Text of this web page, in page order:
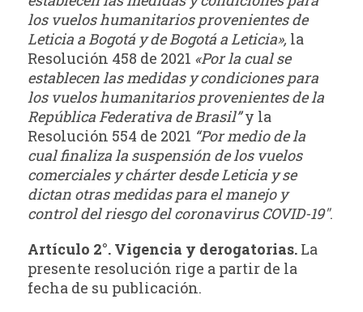
los vuelos humanitarios provenientes de
Leticia a Bogotá y de Bogotá a Leticia», la
Resolución 458 de 2021 «Por la cual se
establecen las medidas y condiciones para
los vuelos humanitarios provenientes de la
República Federativa de Brasil”y la
Resolución 554 de 2021 “Por medio de la
cual finaliza la suspensión de los vuelos
comerciales y chárter desde Leticia y se
dictan otras medidas para el manejo y
control del riesgo del coronavirus COVID-19″.
Artículo 2°. Vigencia y derogatorias. La
presente resolución rige a partir de la
fecha de su publicación.